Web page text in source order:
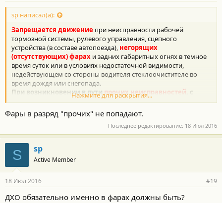
sp написал(а):
Запрещается движение при неисправности рабочей
тормозной системы, рулевого управления, сцепного
устройства (в составе автопоезда), негорящих
(отсутствующих) фарах и задних габаритных огнях в темное
время суток или в условиях недостаточной видимости,
недействующем со стороны водителя стеклоочистителе во
время дождя или снегопада.
При возникновении в путипрочих неисправностей , с
которыми приложением к Основным положениям
запрещена эксплуатация транспортных средств, водитель
должен устранить их, а если это невозможно, то он может
следовать к месту стоянки или ремонта с соблюдением
необходимых мер предосторожности.
Нажмите для раскрытия...
Фары в разряд "прочих" не попадают.
Последнее редактирование: 18 Июл 2016
S sp
Active Member
18 Июл 2016 #19
ДХО обязательно именно в фарах должны быть?